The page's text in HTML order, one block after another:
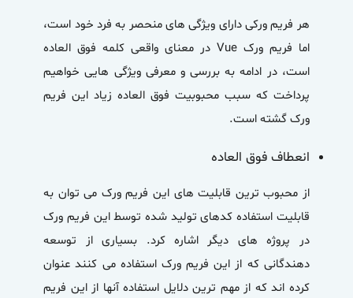
هر فریم ورکی دارای ویژگی های منحصر به فرد خود است،
اما فریم ورکVue در معنای واقعی کلمه فوق العاده
است، در ادامه به بررسی و معرفی ویژگی هایی خواهیم
پرداخت که سبب محبوبیت فوق العاده زیاد این فریم
ورک گشته است.
انعطاف فوق العاده
از محبوب ترین قابلیت های این فریم ورک می توان به
قابلیت استفاده کدهای تولید شده توسط این فریم ورک
در پروژه های دیگر اشاره کرد. بسیاری از توسعه
دهندگانی که از این فریم ورک استفاده می کنند عنوان
کرده اند که از مهم ترین دلایل استفاده آنها از این فریم